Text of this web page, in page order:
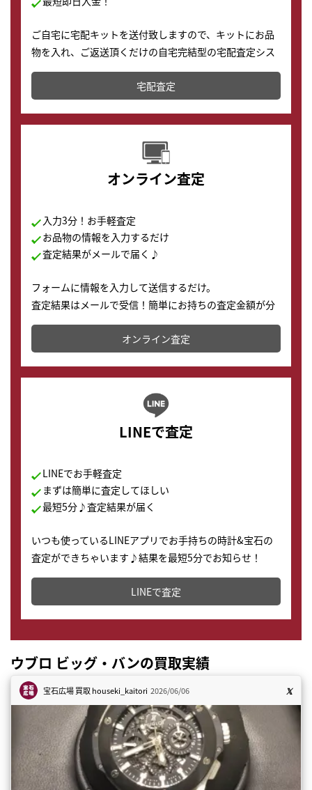
ご自宅に宅配キットを送付致しますので、キットにお品
物を入れ、ご返送頂くだけの自宅完結型の宅配査定シス
テムです。
配送でも簡単&安全に査定・買取に出すことが可能で
す。
宅配査定
オンライン査定
入力3分！お手軽査定
お品物の情報を入力するだけ
査定結果がメールで届く♪
フォームに情報を入力して送信するだけ。
査定結果はメールで受信！簡単にお持ちの査定金額が分
かります。
オンライン査定
LINEで査定
LINEでお手軽査定
まずは簡単に査定してほしい
最短5分♪査定結果が届く
いつも使っているLINEアプリでお手持ちの時計&宝石の
査定ができちゃいます♪結果を最短5分でお知らせ！
どこからでもすぐに査定金額を知ることが出来ます。
LINEで査定
ウブロ ビッグ・バンの買取実績
宝石広場 買取houseki_kaitori 2026/06/06